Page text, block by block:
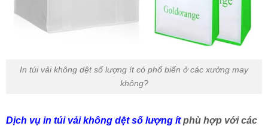
In túi vải không dệt số lượng ít có phổ biến ở các xưởng may
không?
Dịch vụ in túi vải không dệt số lượng ítphù hợp với các